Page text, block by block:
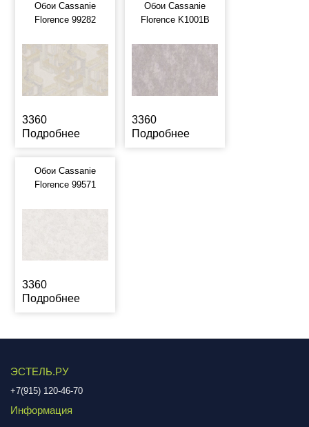
Обои Cassanie
Florence 99282
3360
Подробнее
Обои Cassanie
Florence K1001B
3360
Подробнее
Обои Cassanie
Florence 99571
3360
Подробнее
ЭСТЕЛЬ.РУ
+7(915) 120-46-70
Информация